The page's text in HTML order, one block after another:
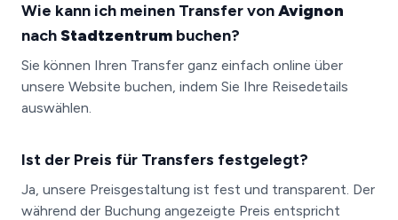
Wie kann ich meinen Transfer vonAvignon
nach Stadtzentrum buchen?
Sie können Ihren Transfer ganz einfach online über
unsere Website buchen, indem Sie Ihre Reisedetails
auswählen.
Ist der Preis für Transfers festgelegt?
Ja, unsere Preisgestaltung ist fest und transparent. Der
während der Buchung angezeigte Preis entspricht